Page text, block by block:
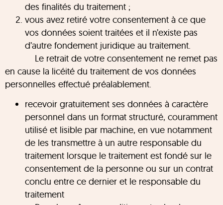
des finalités du traitement ;
vous avez retiré votre consentement à ce que
vos données soient traitées et il n’existe pas
d’autre fondement juridique au traitement.
Le retrait de votre consentement ne remet pas
en cause la licéité du traitement de vos données
personnelles effectué préalablement.
recevoir gratuitement ses données à caractère
personnel dans un format structuré, couramment
utilisé et lisible par machine, en vue notamment
de les transmettre à un autre responsable du
traitement lorsque le traitement est fondé sur le
consentement de la personne ou sur un contrat
conclu entre ce dernier et le responsable du
traitement